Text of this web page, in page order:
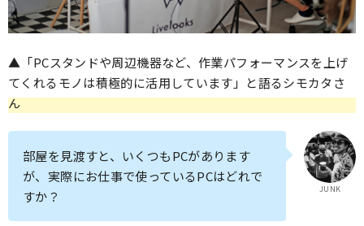
▲「PCスタンドや周辺機器など、作業パフォーマンスを上げ
てくれるモノは積極的に活用しています」と語るシモカタさ
ん
JUNK
部屋を見渡すと、いくつもPCがあります
が、実際にお仕事で使っているPCはどれで
すか？